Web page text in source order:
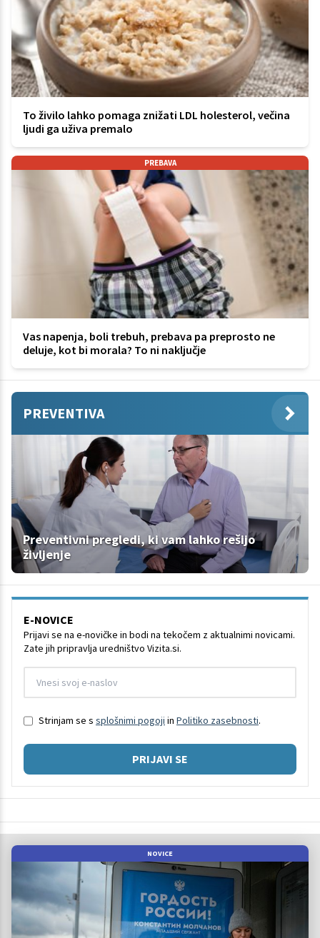
To živilo lahko pomaga znižati LDL holesterol, večina
ljudi ga uživa premalo
PREBAVA
Vas napenja, boli trebuh, prebava pa preprosto ne
deluje, kot bi morala? To ni naključje
PREVENTIVA
Preventivni pregledi, ki vam lahko rešijo
življenje
E-NOVICE
Prijavi se na e-novičke in bodi na tekočem z aktualnimi novicami.
Zate jih pripravlja uredništvo Vizita.si.
Strinjam se s splošnimi pogoji in Politiko zasebnosti.
PRIJAVI SE
NOVICE